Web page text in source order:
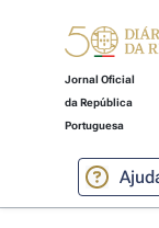
Jornal Oficial
da República
Portuguesa